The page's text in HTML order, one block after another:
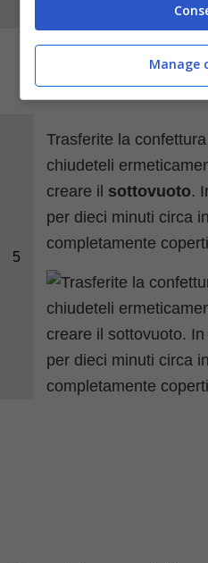
5
Trasferite la
chiudeteli
creare il sottovuoto.
per dieci minuti circa
completamente
Manage